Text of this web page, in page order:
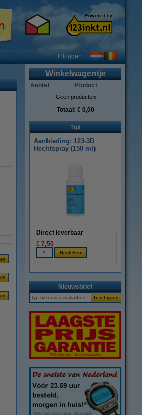
Inloggen
Winkelwagentje
Aantal Product
Geen producten
Totaal: € 0,00
Tip!
Aanbieding: 123-3D
Hechtspray (150 ml)
Direct leverbaar
€ 7,50
Nieuwsbrief